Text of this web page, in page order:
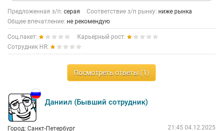
Предложенная з/п: серая Соответствие з/п рынку: ниже рынка
Общее впечатление: не рекомендую
Соц.пакет:
Карьерный рост:
Сотрудник HR:
Посмотреть ответы (1)
Даниил (Бывший сотрудник)
Город: Санкт-Петербург 21:45 04.12.2025